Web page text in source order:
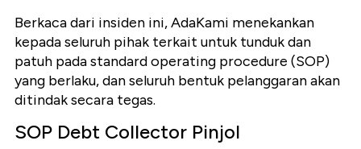
Berkaca dari insiden ini, AdaKami menekankan
kepada seluruh pihak terkait untuk tunduk dan
patuh pada standard operating procedure (SOP)
yang berlaku, dan seluruh bentuk pelanggaran akan
ditindak secara tegas.
SOP Debt Collector Pinjol